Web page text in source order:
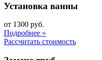
Установка ванны
от 1300 руб.
Подробнее »
Рассчитать стоимость